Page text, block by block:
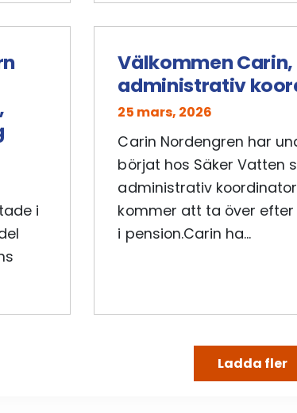
i
25 mars, 2026
Välkommen Carin,
administrativ
Carin Nordengren har
börjat hos Säker Vatten
administrativ
kommer att ta över efter
i pension.Carin ha...
Ladda fler